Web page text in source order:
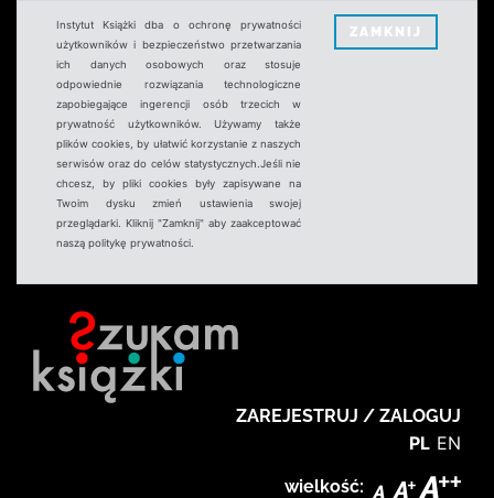
Instytut Książki dba o ochronę prywatności
użytkowników i bezpieczeństwo przetwarzania
ich danych osobowych oraz stosuje
odpowiednie rozwiązania technologiczne
zapobiegające ingerencji osób trzecich w
prywatność użytkowników. Używamy także
plików cookies, by ułatwić korzystanie z naszych
serwisów oraz do celów statystycznych.Jeśli nie
chcesz, by pliki cookies były zapisywane na
Twoim dysku zmień ustawienia swojej
przeglądarki. Kliknij "Zamknij" aby zaakceptować
naszą politykę prywatności.
ZAMKNIJ
ZAREJESTRUJ / ZALOGUJ
PL EN
wielkość: